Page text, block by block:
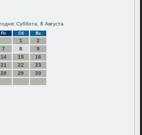
Суббота, 8 Августа
Пт Сб Вс
1
2
7 8
9
14 15
16
21 22
23
28 29
30